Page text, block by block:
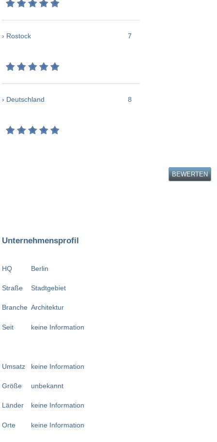
› Rostock 7
› Deutschland 8
BEWERTEN
Unternehmensprofil
HQ
Straße
Branche
Seit
Umsatz
Größe
Länder
Orte
Berlin
Stadtgebiet
Architektur
keine Information
keine Information
unbekannt
keine Information
keine Information